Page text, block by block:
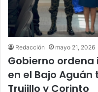
Redacción mayo 21, 2026
Gobierno
en el Bajo
Trujillo y Corinto